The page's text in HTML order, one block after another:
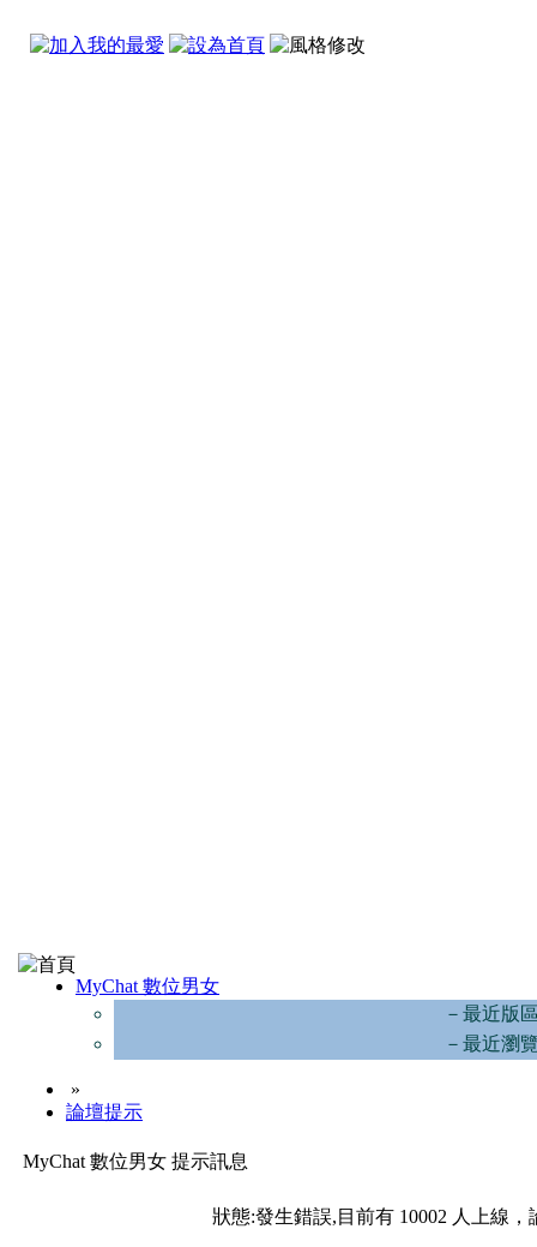
MyChat 數位男女
－最近版
－最近瀏
»
論壇提示
MyChat 數位男女 提示訊息
狀態:發生錯誤,目前有 10002 人上線